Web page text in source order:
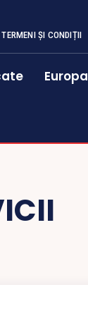
TERMENI ȘI CONDIȚII
Europa